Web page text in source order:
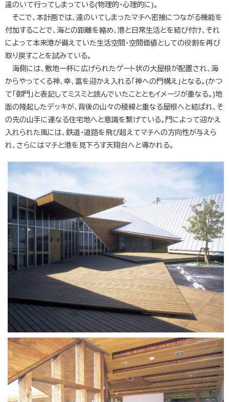
遠のいて行ってしまっている(物理的・心理的に)。
そこで、本計画では、遠のいてしまったマチヘ密接につながる機能を
付加することで、海との距離を縮め、港と日常生活とを結び付け、それ
によって本来港が備えていた生活空間・空間価値としての役割を再び
取り戻すことを試みている。
海側には、敷地一杯に広げられたゲート状の大屋根が配置され、海
からやってくる神、幸、富を迎かえ入れる「神への門構え」となる。(かつ
て「御門」と表記してミスミと読んでいたことともイメージが重なる。)地
面の隆起したデッキが、背後の山々の稜線と重なる屋根へと結ばれ、そ
の先の山手に連なる住宅地へと意識を繋げている。門によって迎かえ
入れられた風には、鉄道・道路を飛び超えてマチヘの方向性が与えら
れ、さらにはマチと港を見下ろす天翔台へと導かれる。